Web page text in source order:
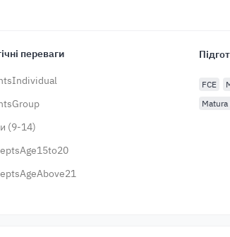
переваги
(9-14)
FCE